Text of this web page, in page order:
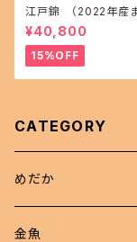
江戸錦 （2022年産ま
㎝前後 オス1 メス1(現
kahoff AA-1114-
¥40,800
15%OFF
CATEGORY
めだか
現物商品
金魚